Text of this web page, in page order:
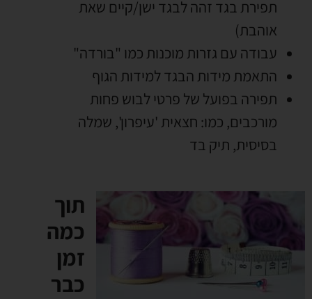
תפירת בגד זהה לבגד ישן/קיים שאת
אוהבת)
עבודה עם גזרות מוכנות כמו "בורדה"
התאמת מידות הבגד למידות הגוף
תפירה בפועל של פרטי לבוש פחות
מורכבים, כמו: חצאית 'עיפרון', שמלה
בסיסית, תיק בד
תוך
כמה
זמן
כבר